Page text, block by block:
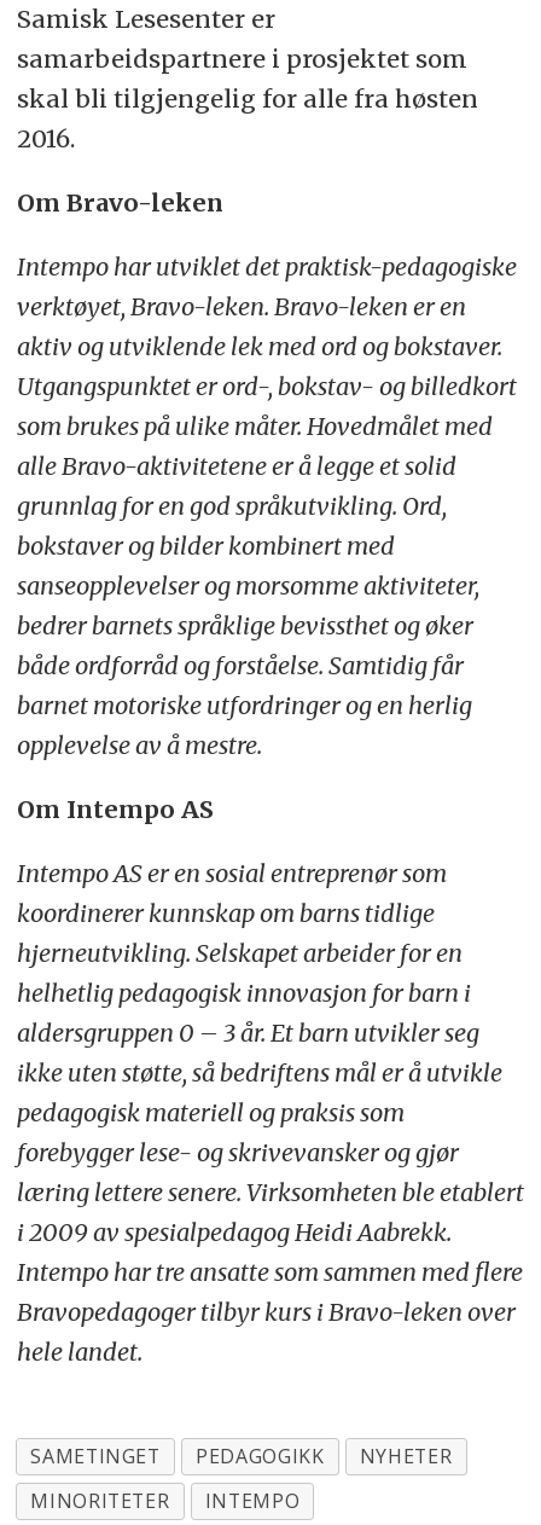
Samisk Lesesenter er
samarbeidspartnere i prosjektet som
skal bli tilgjengelig for alle fra høsten
2016.
Om Bravo-leken
Intempo har utviklet det praktisk-pedagogiske
verktøyet, Bravo-leken. Bravo-leken er en
aktiv og utviklende lek med ord og bokstaver.
Utgangspunktet er ord-, bokstav- og billedkort
som brukes på ulike måter. Hovedmålet med
alle Bravo-aktivitetene er å legge et solid
grunnlag for en god språkutvikling. Ord,
bokstaver og bilder kombinert med
sanseopplevelser og morsomme aktiviteter,
bedrer barnets språklige bevissthet og øker
både ordforråd og forståelse. Samtidig får
barnet motoriske utfordringer og en herlig
opplevelse av å mestre.
Om Intempo AS
Intempo AS er en sosial entreprenør som
koordinerer kunnskap om barns tidlige
hjerneutvikling. Selskapet arbeider for en
helhetlig pedagogisk innovasjon for barn i
aldersgruppen 0 – 3 år. Et barn utvikler seg
ikke uten støtte, så bedriftens mål er å utvikle
pedagogisk materiell og praksis som
forebygger lese- og skrivevansker og gjør
læring lettere senere. Virksomheten ble etablert
i 2009 av spesialpedagog Heidi Aabrekk.
Intempo har tre ansatte som sammen med flere
Bravopedagoger tilbyr kurs i Bravo-leken over
hele landet.
SAMETINGET PEDAGOGIKK
NYHETER
MINORITETER
INTEMPO